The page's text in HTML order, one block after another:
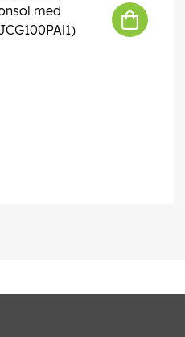
med